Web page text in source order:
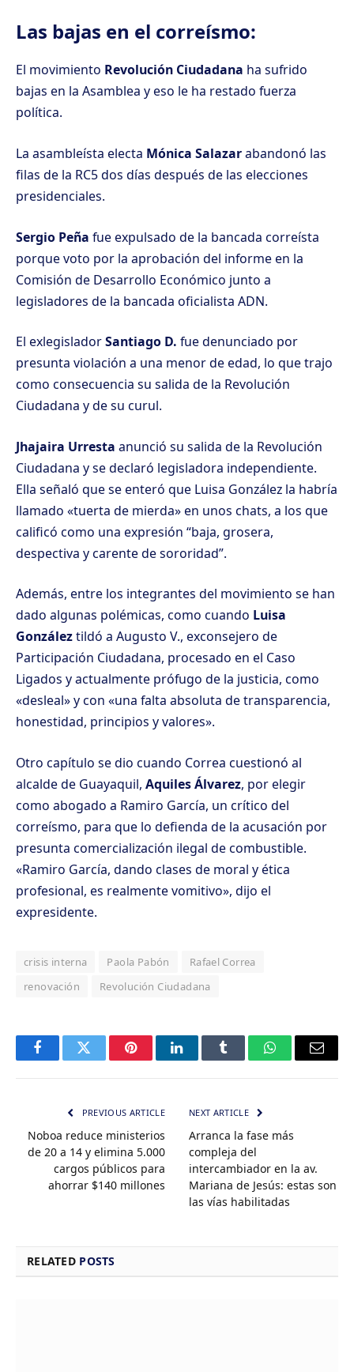
Las bajas en el correísmo:
El movimiento Revolución Ciudadana ha sufrido
bajas en la Asamblea y eso le ha restado fuerza
política.
La asambleísta electa Mónica Salazarabandonó las
filas de la RC5 dos días después de las elecciones
presidenciales.
Sergio Peña fue expulsado de la bancada correísta
porque voto por la aprobación del informe en la
Comisión de Desarrollo Económico junto a
legisladores de la bancada oficialista ADN.
El exlegisladorSantiago D. fue denunciado por
presunta violación a una menor de edad, lo que trajo
como consecuencia su salida de la Revolución
Ciudadana y de su curul.
Jhajaira Urresta anunció su salida de la Revolución
Ciudadana y se declaró legisladora independiente.
Ella señaló que se enteró que Luisa González la habría
llamado «tuerta de mierda» en unos chats, a los que
calificó como una expresión “baja, grosera,
despectiva y carente de sororidad”.
Además, entre los integrantes del movimiento se han
dado algunas polémicas, como cuando Luisa
Gonzáleztildó a Augusto V., exconsejero de
Participación Ciudadana, procesado en el Caso
Ligados y actualmente prófugo de la justicia, como
«desleal» y con «una falta absoluta de transparencia,
honestidad, principios y valores».
Otro capítulo se dio cuando Correa cuestionó al
alcalde de Guayaquil, Aquiles Álvarez, por elegir
como abogado a Ramiro García, un crítico del
correísmo, para que lo defienda de la acusación por
presunta comercialización ilegal de combustible.
«Ramiro García, dando clases de moral y ética
profesional, es realmente vomitivo», dijo el
expresidente.
crisis interna Paola Pabón
Rafael Correa
renovación
Revolución Ciudadana
FacebookTwitter PinterestLinkedInTumblr WhatsAppEmail
PREVIOUS ARTICLE
Noboa reduce ministerios
de 20 a 14 y elimina 5.000
cargos públicos para
ahorrar $140 millones
NEXT ARTICLE
Arranca la fase más
compleja del
intercambiador en la av.
Mariana de Jesús: estas son
las vías habilitadas
RELATED POSTS